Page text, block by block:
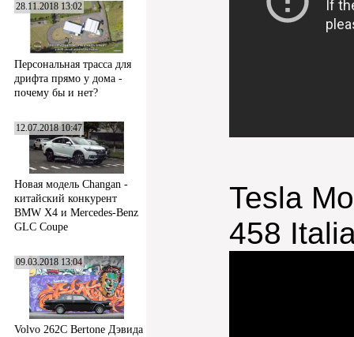
28.11.2018 13:02
Персональная трасса для
дрифта прямо у дома -
почему бы и нет?
12.07.2018 10:47
Новая модель Changan -
китайский конкурент
BMW X4 и Mercedes-Benz
GLC Coupe
09.03.2018 13:04
Volvo 262C Bertone Дэвида
Tesla
458